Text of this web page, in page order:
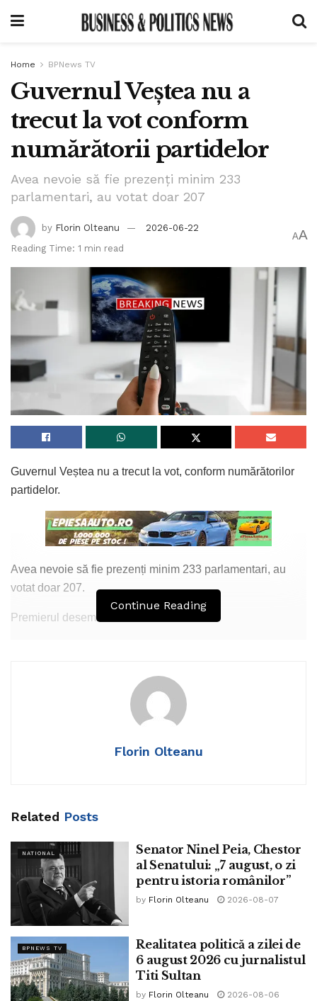
Home BPNews TV
Guvernul Veștea nu a
trecut la vot conform
numărătorii partidelor
Avea nevoie să fie prezenți minim 233
parlamentari, au votat doar 207
by Florin Olteanu
2026-06-22
Reading Time: 1 min read
AA
Guvernul Veștea nu a trecut la vot, conform numărătorilor
partidelor.
Avea nevoie să fie prezenți minim 233 parlamentari, au
votat doar 207.
Premierul desemnat a declarat:
răspunde tuturor necesităților cu care ne confruntăm în
fiecare zi. Și știm cu toții că au rămas 70 de zile la data la
care trebuie să închidem Programul Național de Redresare
demersurile necesare pentru accederea în OCDE.
naționale și avem de făcut foarte multe lucruri. Vin din
administrația publică, deși am fost președinte de
organizație, n-am avut șansa decât de a candida
uninominal, de a obține voturile la firul ierbii. Stau și văd că
sunt persoane care au diverse frustrări, care au fost învinse
la Brașov, dar mergem mai departe. Important este să ne
raportăm la România și la momentele prin care trecem. Vă
mulțumesc foarte mult și vă urez să vă dea Dumnezeu
gândul cel bun!”
Continue Reading
Florin Olteanu
Related Posts
NATIONAL
Senator Ninel Peia, Chestor
al Senatului: „7 august, o zi
pentru istoria românilor”
by Florin Olteanu 2026-08-07
BPNEWS TV
Realitatea politică a zilei de
6 august 2026 cu jurnalistul
Titi Sultan
by Florin Olteanu 2026-08-06